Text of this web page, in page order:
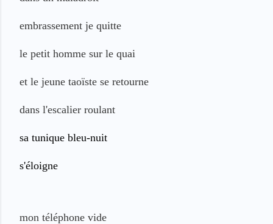
embrassement je quitte
le petit homme sur le quai
et le jeune taoïste se retourne
dans l'escalier roulant
sa tunique bleu-nuit
s'éloigne
mon téléphone vide